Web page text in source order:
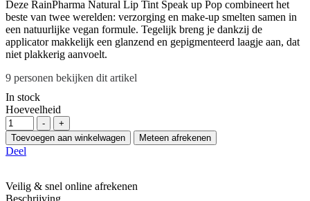
Deze RainPharma Natural Lip Tint Speak up Pop combineert het
beste van twee werelden: verzorging en make-up smelten samen in
een natuurlijke vegan formule. Tegelijk breng je dankzij de
applicator makkelijk een glanzend en gepigmenteerd laagje aan, dat
niet plakkerig aanvoelt.
9 personen bekijken dit artikel
In stock
Hoeveelheid
-
+
Toevoegen aan winkelwagen
Meteen afrekenen
Deel
Veilig & snel online afrekenen